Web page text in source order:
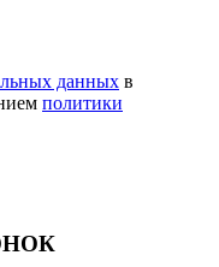
данных в
политики